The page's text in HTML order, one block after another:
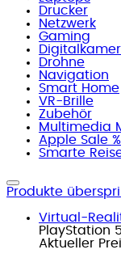
Drucker
Netzwerk
Gaming
Drohne
Navigation
Smart Home
VR-Brille
Zubehör
Multimedia
Apple Sale %
Smarte
Produkte
Virtual-
PlayStation 5
Aktueller